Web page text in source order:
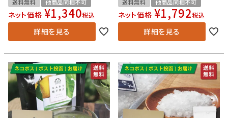
送料無料 他商品同梱不可
ネット価格 ¥1,340税込
詳細を見る
送料無料 他商品同梱不可
ネット価格 ¥1,792税込
詳細を見る